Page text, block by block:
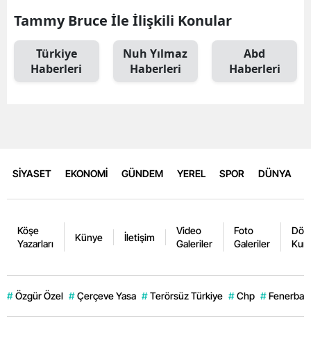
Tammy Bruce İle İlişkili Konular
Türkiye
Haberleri
Nuh Yılmaz
Haberleri
Abd
Haberleri
SİYASET EKONOMİ GÜNDEM YEREL SPOR DÜNYA
Köşe
Yazarları
Künye İletişim
Video
Galeriler
Foto
Galeriler
# Özgür Özel # Çerçeve Yasa # Terörsüz Türkiye # Chp #